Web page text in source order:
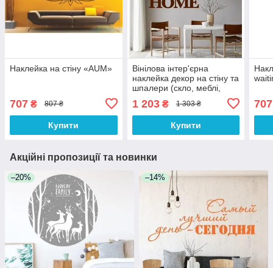
Наклейка на стіну «AUM»
707 ₴ 807 ₴
Купити
Вінілова інтер'єрна
наклейка декор на стіну та
шпалери (скло, меблі,
"Welcome to our happy
crazy fun loud home" з
1 203₴ 1 303 ₴
Купити
707
Акційні пропозиції та новинки
–20% –14%